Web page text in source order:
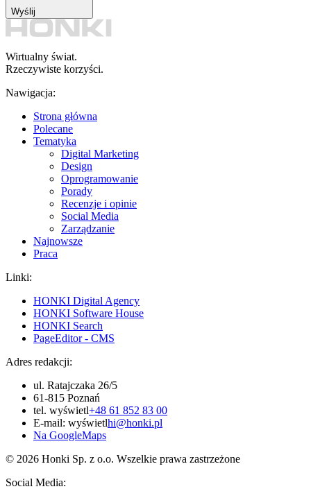
Wyślij
Wirtualny świat.
Rzeczywiste korzyści.
Nawigacja:
Strona główna
Polecane
Tematyka
Digital Marketing
Design
Oprogramowanie
Porady
Recenzje i opinie
Social Media
Zarządzanie
Najnowsze
Praca
Linki:
HONKI Digital Agency
HONKI Software House
HONKI Search
PageEditor - CMS
Adres redakcji:
ul. Ratajczaka 26/5
61-815 Poznań
tel. wyświetl+48 61 852 83 00
E-mail: wyświetlhi@honki.pl
Na GoogleMaps
© 2026 Honki Sp. z o.o. Wszelkie prawa zastrzeżone
Social Media: